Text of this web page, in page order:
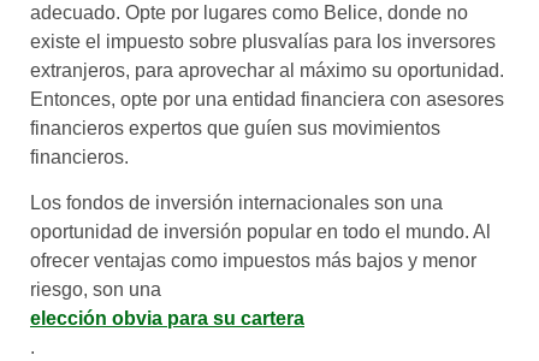
adecuado. Opte por lugares como Belice, donde no
existe el impuesto sobre plusvalías para los inversores
extranjeros, para aprovechar al máximo su oportunidad.
Entonces, opte por una entidad financiera con asesores
financieros expertos que guíen sus movimientos
financieros.
Los fondos de inversión internacionales son una
oportunidad de inversión popular en todo el mundo. Al
ofrecer ventajas como impuestos más bajos y menor
riesgo, son una
elección obvia para su cartera
.